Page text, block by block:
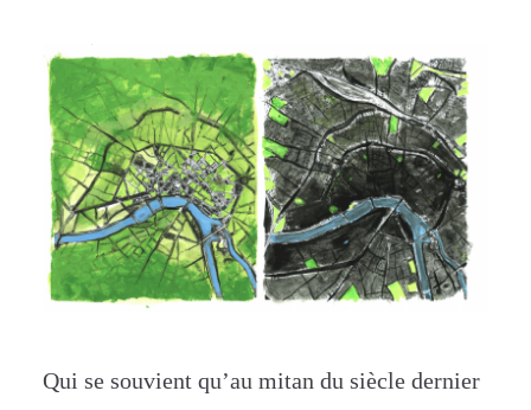
Qui se souvient qu’au mitan du siècle dernier